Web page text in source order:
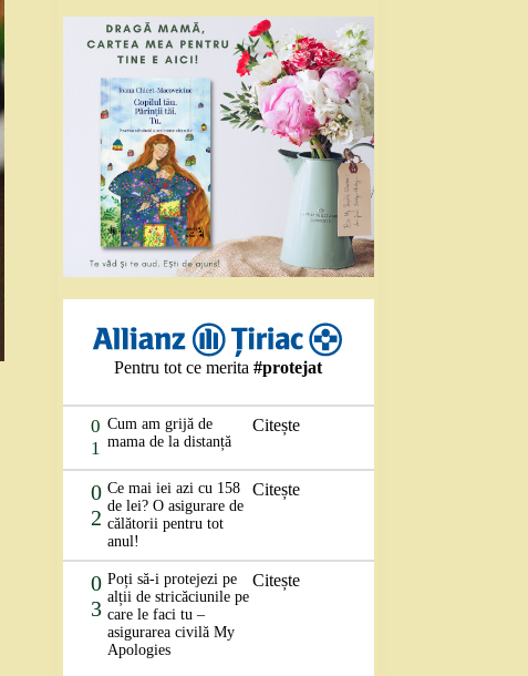
Pentru tot ce merita#protejat
0
1
Cum am grijă de
mama de la distanță
Citește
0
2
Ce mai iei azi cu 158
de lei? O asigurare de
călătorii pentru tot
anul!
Citește
0
3
Poți să-i protejezi pe
alții de stricăciunile pe
care le faci tu –
asigurarea civilă My
Apologies
Citește